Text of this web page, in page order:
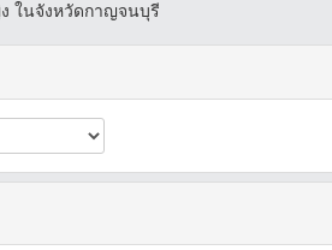
ในจังหวัดกาญจนบุรี